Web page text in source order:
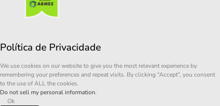
Política de Privacidade
We use cookies on our website to give you the most relevant experience by
remembering your preferences and repeat visits. By clicking “Accept”, you consent
to the use of ALL the cookies.
Do not sell my personal information.
Ok